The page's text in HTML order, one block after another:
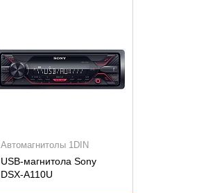
Автомагнитолы 1DIN
USB-магнитола Sony
DSX-A110U